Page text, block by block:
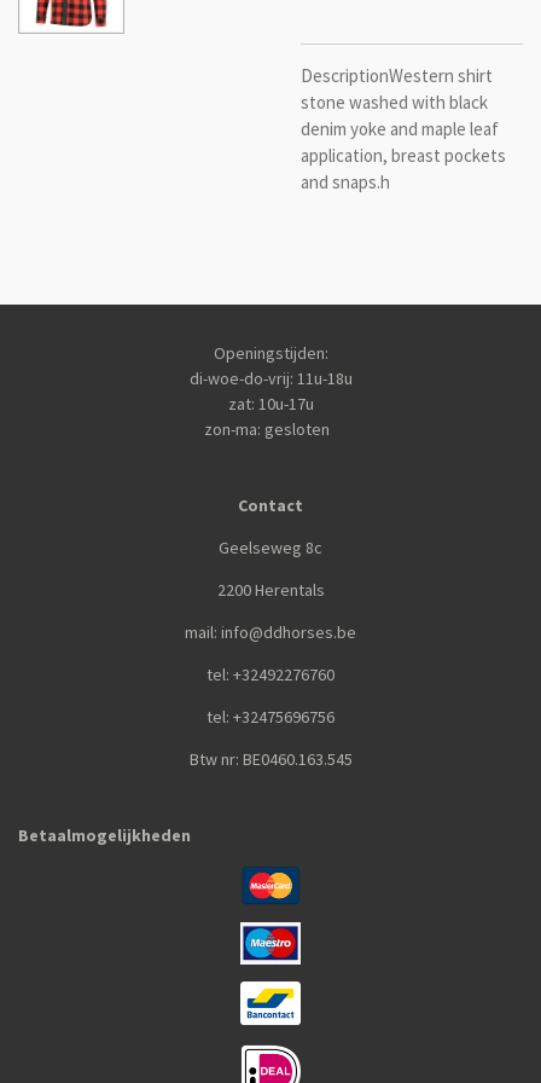
DescriptionWestern shirt
stone washed with black
denim yoke and maple leaf
application, breast pockets
and snaps.h
Openingstijden:
di-woe-do-vrij: 11u-18u
zat: 10u-17u
zon-ma: gesloten
Contact
Geelseweg 8c
2200 Herentals
mail: info@ddhorses.be
tel: +32492276760
tel: +32475696756
Btw nr: BE0460.163.545
Betaalmogelijkheden